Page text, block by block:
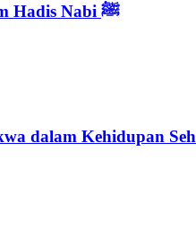
4 Ciri Munafik Sejati dalam Hadis Nabi ﷺ
dalam Kehidupan